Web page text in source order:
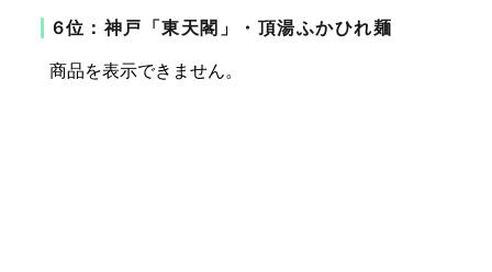
6位：神戸「東天閣」・頂湯ふかひれ麺